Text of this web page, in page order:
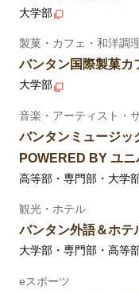
大学部
製菓・カフェ・和洋調
バンタン国際製菓カ
大学部
音楽・アーティスト・
バンタンミュージッ
POWERED BY ユ
高等部・専門部・大学
観光・ホテル
バンタン外語＆ホテ
大学部・専門部・高等
eスポーツ